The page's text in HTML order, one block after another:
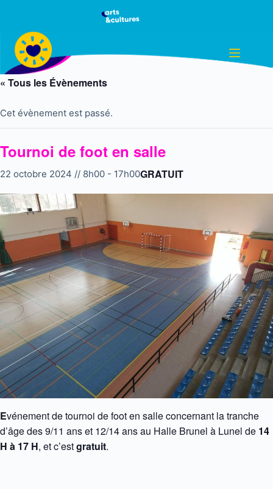
contenu
« Tous les Évènements
Cet évènement est passé.
Tournoi de foot en salle
22 octobre 2024 // 8h00 - 17h00GRATUIT
Evénement de tournoi de foot en salle concernant la tranche
d’âge des 9/11 ans et 12/14 ans au Halle Brunel à Lunel de 14
H à 17 H, et c’estgratuit.